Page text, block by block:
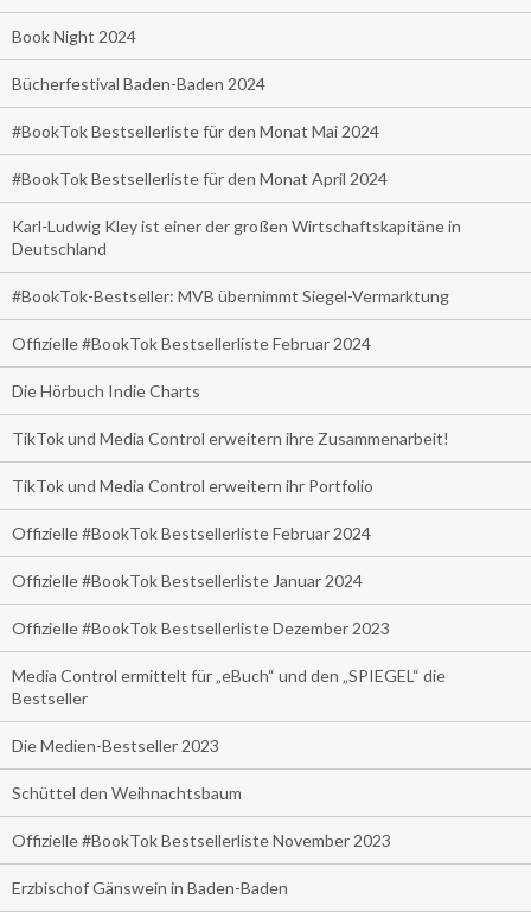
Book Night 2024
Bücherfestival Baden-Baden 2024
#BookTok Bestsellerliste für den Monat Mai 2024
#BookTok Bestsellerliste für den Monat April 2024
Karl-Ludwig Kley ist einer der großen Wirtschaftskapitäne in
Deutschland
#BookTok-Bestseller: MVB übernimmt Siegel-Vermarktung
Offizielle #BookTok Bestsellerliste Februar 2024
Die Hörbuch Indie Charts
TikTok und Media Control erweitern ihre Zusammenarbeit!
TikTok und Media Control erweitern ihr Portfolio
Offizielle #BookTok Bestsellerliste Februar 2024
Offizielle #BookTok Bestsellerliste Januar 2024
Offizielle #BookTok Bestsellerliste Dezember 2023
Media Control ermittelt für „eBuch“ und den „SPIEGEL“ die
Bestseller
Die Medien-Bestseller 2023
Schüttel den Weihnachtsbaum
Offizielle #BookTok Bestsellerliste November 2023
Erzbischof Gänswein in Baden-Baden